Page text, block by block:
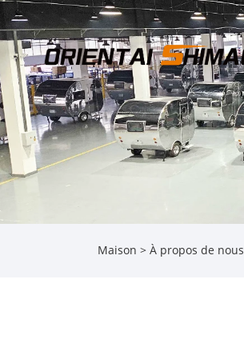
Maison > À propos de nous